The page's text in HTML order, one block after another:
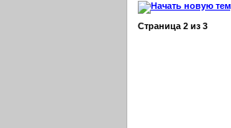
Страница 2 из 3